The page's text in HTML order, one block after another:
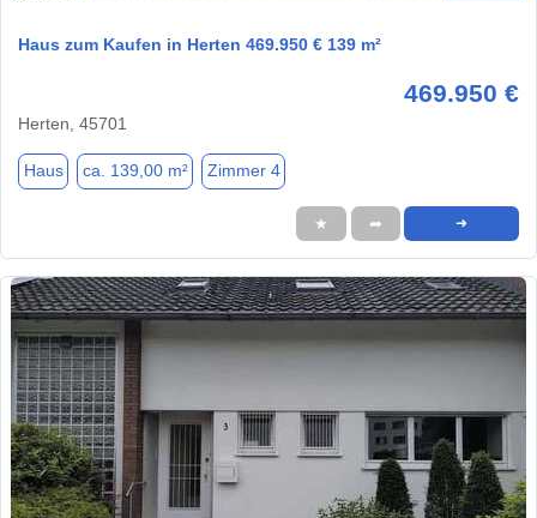
Haus zum Kaufen in Herten 469.950 € 139 m²
469.950 €
Herten, 45701
Haus ca. 139,00 m² Zimmer 4
★ ➦ ➜